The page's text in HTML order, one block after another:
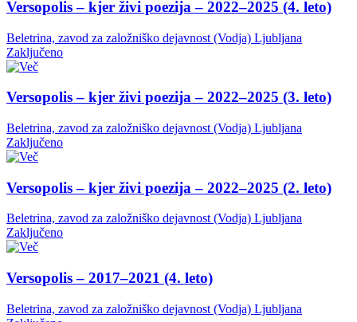
Versopolis – kjer živi poezija – 2022–2025 (4. leto)
Beletrina, zavod za založniško dejavnost (Vodja) Ljubljana
Zaključeno
Versopolis – kjer živi poezija – 2022–2025 (3. leto)
Beletrina, zavod za založniško dejavnost (Vodja) Ljubljana
Zaključeno
Versopolis – kjer živi poezija – 2022–2025 (2. leto)
Beletrina, zavod za založniško dejavnost (Vodja) Ljubljana
Zaključeno
Versopolis – 2017–2021 (4. leto)
Beletrina, zavod za založniško dejavnost (Vodja) Ljubljana